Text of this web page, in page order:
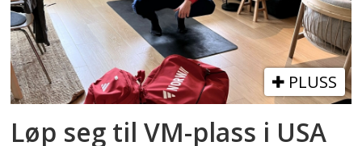
PLUSS
Løp seg til VM-plass i USA